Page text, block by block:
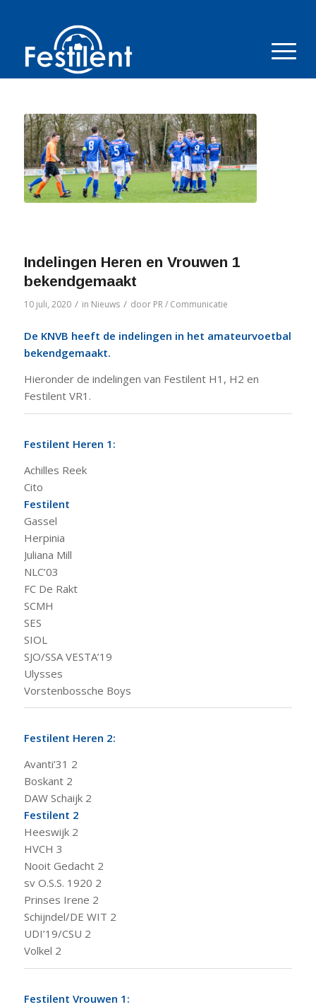
Indelingen Heren en Vrouwen 1
bekendgemaakt
10 juli, 2020 / in Nieuws / door PR / Communicatie
De KNVB heeft de indelingen in het amateurvoetbal
bekendgemaakt.
Hieronder de indelingen van Festilent H1, H2 en
Festilent VR1.
Festilent Heren 1:
Achilles Reek
Cito
Festilent
Gassel
Herpinia
Juliana Mill
NLC’03
FC De Rakt
SCMH
SES
SIOL
SJO/SSA VESTA’19
Ulysses
Vorstenbossche Boys
Festilent Heren 2:
Avanti’31 2
Boskant 2
DAW Schaijk 2
Festilent 2
Heeswijk 2
HVCH 3
Nooit Gedacht 2
sv O.S.S. 1920 2
Prinses Irene 2
Schijndel/DE WIT 2
UDI’19/CSU 2
Volkel 2
Festilent Vrouwen 1: